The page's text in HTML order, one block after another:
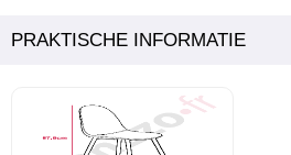
PRAKTISCHE INFORMATIE